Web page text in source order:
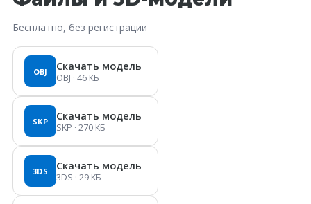
Бесплатно, без регистрации
OBJ Скачать модель
OBJ · 46 КБ
SKP Скачать модель
SKP · 270 КБ
3DS Скачать модель
3DS · 29 КБ